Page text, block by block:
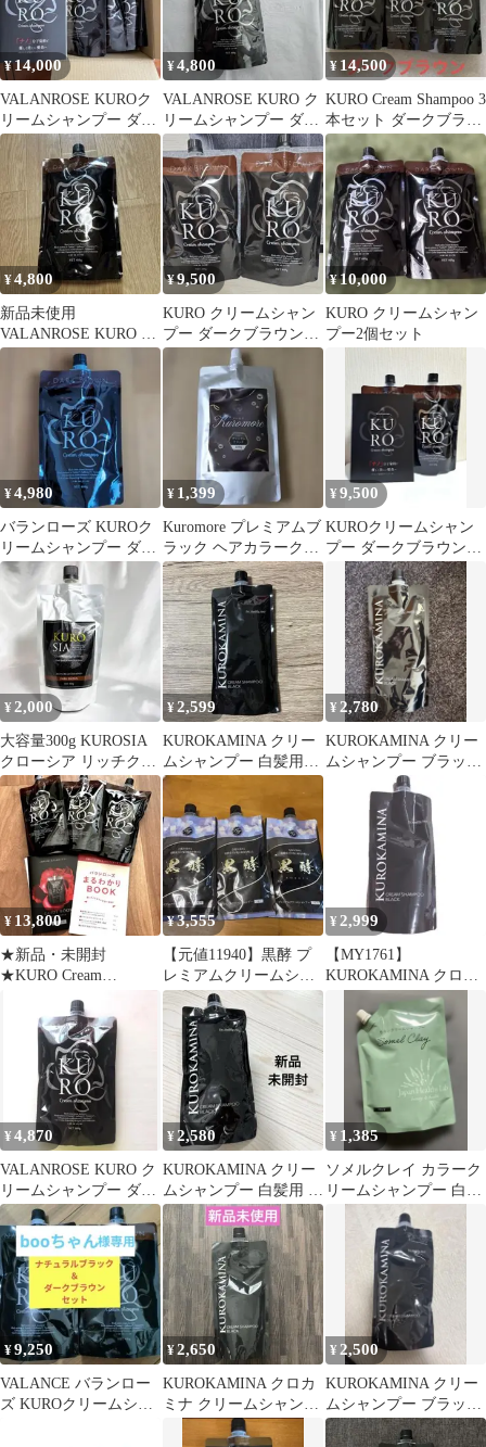
¥14,000
VALANROSE KUROク
リームシャンプー ダー
クブラウン 400g 3個
¥4,800
VALANROSE KURO ク
リームシャンプー ダー
クブラウン 400g
¥ 14,500
KURO Cream Shampoo 3
本セット ダークブラウ
ン
¥4,800
新品未使用
VALANROSE KURO ク
リームシャンプー 400g
¥9,500
KURO クリームシャン
プー ダークブラウン
400g 2個セット
¥10,000
KURO クリームシャン
プー2個セット
¥4,980
バランローズ KUROク
リームシャンプー ダー
クブラウン 400g
¥ 1,399
Kuromore プレミアムブ
ラック ヘアカラークリ
ームシャンプー 200g
¥9,500
KUROクリームシャン
プー ダークブラウン
400gX2コセット+パン
フレット
¥2,000
大容量300g KUROSIA
クローシア リッチクリ
ームシャンプー
¥2,599
KUROKAMINA クリー
ムシャンプー 白髪用シ
ャンプー ブラック
¥ 2,780
KUROKAMINA クリー
ムシャンプー ブラック
¥ 13,800
★新品・未開封
★KURO Cream
Shampoo ダークブラウ
ン 3個セット
¥3,555
【元値11940】黒酵 プ
レミアムクリームシャ
ンプー 白髪用 3セット
¥ 2,999
【MY1761】
KUROKAMINA クロカ
ミナ ブラック クリーム
シャンプー
¥ 4,870
VALANROSE KURO ク
リームシャンプー ダー
クブラウン 400g
¥2,580
KUROKAMINA クリー
ムシャンプー 白髪用 カ
ラーシャンプー クロカ
ミナ
¥ 1,385
ソメルクレイ カラーク
リームシャンプー 白髪
染め 黒
¥9,250
VALANCE バランロー
ズ KUROクリームシャ
¥2,650
KUROKAMINA クロカ
ミナ クリームシャンプ
ー ブラック 300g
¥ 2,500
KUROKAMINA クリー
ムシャンプー ブラック
300g